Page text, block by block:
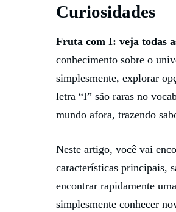
Curiosidades
Fruta com I: veja todas
conhecimento sobre o
simplesmente, explorar
letra “I” são raras no
mundo afora, trazendo
Neste artigo, você vai
características principais,
encontrar rapidamente
simplesmente conhecer